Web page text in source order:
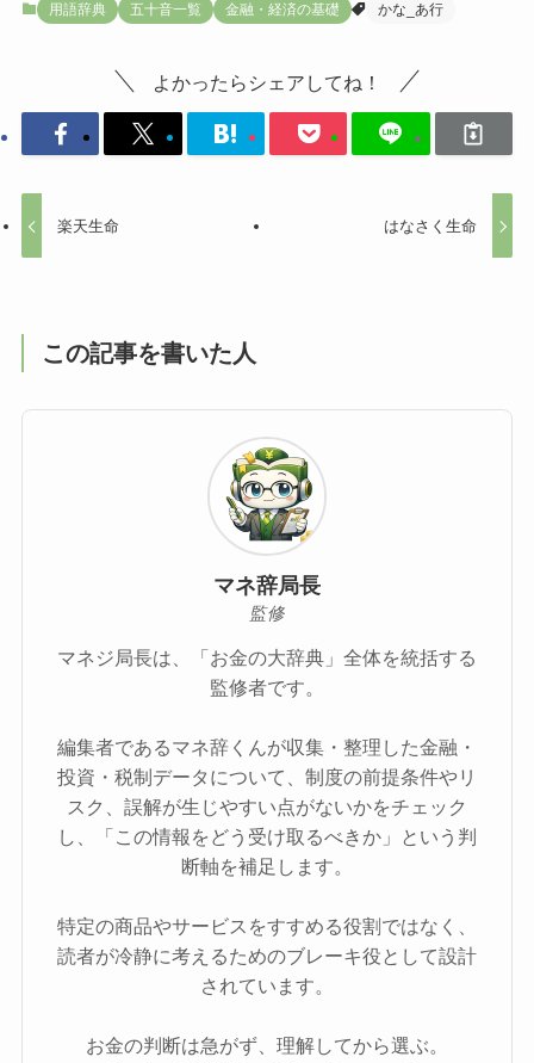
用語辞典 五十音一覧 金融・経済の基礎 かな_あ行
よかったらシェアしてね！
楽天生命 はなさく生命
この記事を書いた人
マネ辞局長
監修
マネジ局長は、「お金の大辞典」全体を統括する
監修者です。
編集者であるマネ辞くんが収集・整理した金融・
投資・税制データについて、制度の前提条件やリ
スク、誤解が生じやすい点がないかをチェック
し、「この情報をどう受け取るべきか」という判
断軸を補足します。
特定の商品やサービスをすすめる役割ではなく、
読者が冷静に考えるためのブレーキ役として設計
されています。
お金の判断は急がず、理解してから選ぶ。